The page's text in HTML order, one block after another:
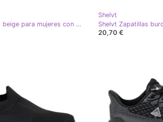
Shelvt Zapatillas beige para mujeres con flores
Shelvt
20,70 €